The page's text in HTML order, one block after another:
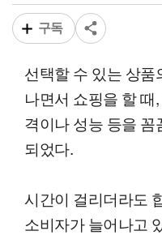
구독
선택할 수 있는 상
나면서 쇼핑을 할
격이나 성능 등을
되었다.
시간이 걸리더라도
소비자가 늘어나고